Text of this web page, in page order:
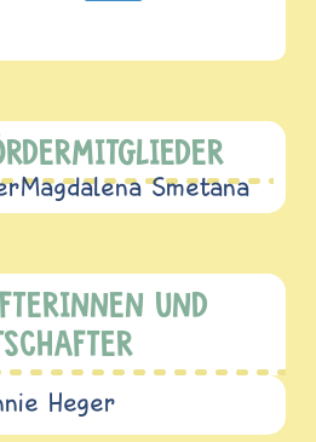
Magdalena Smetana
UND
Heger